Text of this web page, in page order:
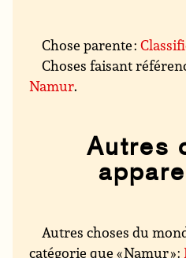
Chose parente :
Choses faisant
Namur.
Autres
Autres choses du
catégorie que « Namur » :